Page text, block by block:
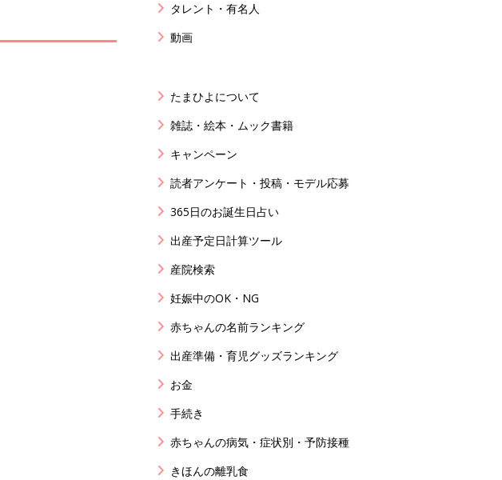
タレント・有名人
動画
たまひよについて
雑誌・絵本・ムック書籍
キャンペーン
読者アンケート・投稿・モデル応募
365日のお誕生日占い
出産予定日計算ツール
産院検索
妊娠中のOK・NG
赤ちゃんの名前ランキング
出産準備・育児グッズランキング
お金
手続き
赤ちゃんの病気・症状別・予防接種
きほんの離乳食